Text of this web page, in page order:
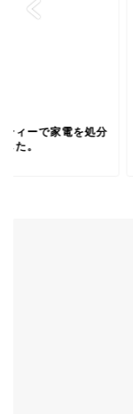
ティーで家電を処分
た。